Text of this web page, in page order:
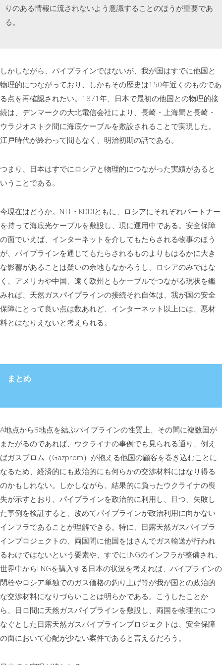
りのある情報に流されないよう意識することのほうが重要であ
る。
しかしながら、パイプラインではないが、我が国はすでに他国と
物理的につながっており、しかもその歴史は150年近くのものであ
る点を再確認されたい。1871年、日本で最初の他国との物理的接
続は、デンマークの大北電信会社により、長崎・上海間と長崎・
ウラジオストク間に海底ケーブルを敷設されることで実現した。
江戸時代が終わって間もなく、明治初期の話である。
つまり、日本はすでにロシアと物理的につながった実績があると
いうことである。
今現在はどうか。NTT・KDDIともに、ロシアにそれぞれパートナー
を持って海底光ケーブルを敷設し、現に運用中である。安全保障
の面でいえば、インターネットを介してもたらされる物事のほう
が、パイプラインを通じてもたらされるものよりもはるかに大き
な影響があることは疑いの余地もなかろうし、ロシアのみではな
く、アメリカや中国、遠く欧州ともケーブルでつながる現状を鑑
みれば、天然ガスパイプラインの接続それ自体は、我が国の安全
保障にとって良い点は数あれど、インターネット以上には、悪材
料とはなりえないと考えられる。
まとめ
A地点からB地点を結ぶパイプラインの性質上、その間に複数国が
またがるのであれば、ウクライナの事例でも見られる通り、例え
ばガスプロム（Gazprom）が抱える他国の顧客を巻き込むことに
なるため、経済的にも政治的にも何らかの交渉材料にはなり得る
のかもしれない。しかしながら、結果的に負ったウクライナの喪
失が示すとおり、パイプラインを政治的に利用し、且つ、失敗し
た事例を検証すると、改めてパイプラインが政治利用に向かない
インフラであることが理解できる。特に、日露天然ガスパイプラ
インプロジェクトの、両国間に他国をはさんでガス輸送が行われ
るわけではないという要素や、すでにLNGのインフラが整備され、
世界中からLNGを購入する日本の状況を考えれば、パイプラインの
閉栓やロシア単独でのガス価格の釣り上げ等が我が国との政治的
な交渉材料になりづらいことは明らかである。こうしたことか
ら、日ロ間に天然ガスパイプラインを敷設し、両国を物理的につ
なぐとした日露天然ガスパイプラインプロジェクトは、安全保障
の面において心配が少ない案件であると言えるだろう。